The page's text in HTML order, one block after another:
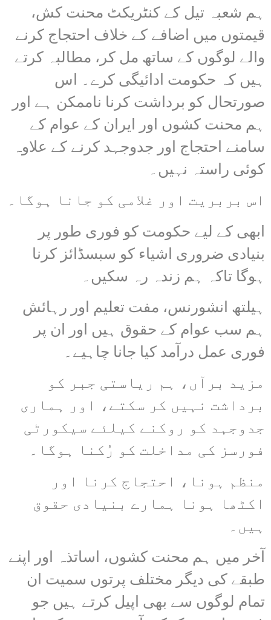
ہم شعبہ تیل کے کنٹریکٹ محنت کش،
قیمتوں میں اضافے کے خلاف احتجاج کرنے
والے لوگوں کے ساتھ مل کر، مطالبہ کرتے
ہیں کہ حکومت ادائیگی کرے۔ اس
صورتحال کو برداشت کرنا ناممکن ہے اور
ہم محنت کشوں اور ایران کے عوام کے
سامنے احتجاج اور جدوجہد کرنے کے علاوہ
کوئی راستہ نہیں۔
اس بربریت اور غلامی کو جانا ہوگا۔
ابھی کے لیے حکومت کو فوری طور پر
بنیادی ضروری اشیاء کو سبسڈائز کرنا
ہوگا تاکہ ہم زندہ رہ سکیں۔
ہیلتھ انشورنس، مفت تعلیم اور رہائش
ہم سب عوام کے حقوق ہیں اور ان پر
فوری عمل درآمد کیا جانا چاہیے۔
مزید برآں، ہم ریاستی جبر کو
برداشت نہیں کر سکتے، اور ہماری
جدوجہد کو روکنے کیلئے سیکورٹی
فورسز کی مداخلت کو رُکنا ہوگا۔
منظم ہونا، احتجاج کرنا اور
اکٹھا ہونا ہمارے بنیادی حقوق
ہیں۔
آخر میں ہم محنت کشوں، اساتذہ اور اپنے
طبقے کی دیگر مختلف پرتوں سمیت ان
تمام لوگوں سے بھی اپیل کرتے ہیں جو